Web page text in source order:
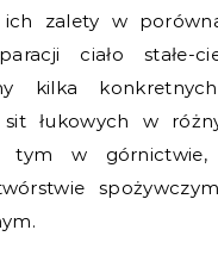
ich zalety w
ciało stałe-
kilka
sit łukowych w
tym w górnictwie,